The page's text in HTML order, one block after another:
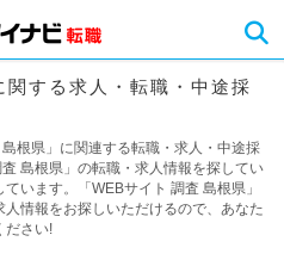
する求人・転職・中途採
根県」に関連する転職・求人・中途採
島根県」の転職・求人情報を探してい
います。「WEBサイト 調査 島根県」
情報をお探しいただけるので、あなた
ださい!